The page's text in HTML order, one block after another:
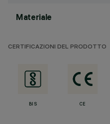
Materiale
CERTIFICAZIONI DEL PRODOTTO
BIS CE